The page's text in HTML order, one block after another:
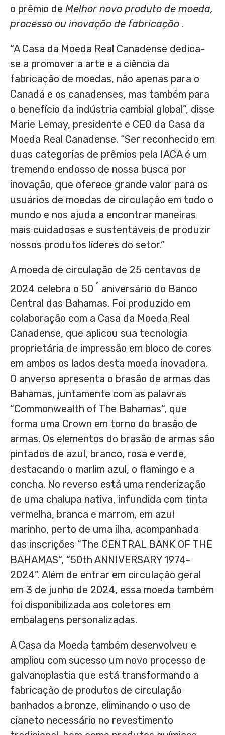
o prêmio de Melhor novo produto de moeda,
processo ou inovação de fabricação .
“A Casa da Moeda Real Canadense dedica-
se a promover a arte e a ciência da
fabricação de moedas, não apenas para o
Canadá e os canadenses, mas também para
o benefício da indústria cambial global”, disse
Marie Lemay, presidente e CEO da Casa da
Moeda Real Canadense. “Ser reconhecido em
duas categorias de prêmios pela IACA é um
tremendo endosso de nossa busca por
inovação, que oferece grande valor para os
usuários de moedas de circulação em todo o
mundo e nos ajuda a encontrar maneiras
mais cuidadosas e sustentáveis de produzir
nossos produtos líderes do setor.”
A moeda de circulação de 25 centavos de
2024 celebra o 50 º aniversário do Banco
Central das Bahamas. Foi produzido em
colaboração com a Casa da Moeda Real
Canadense, que aplicou sua tecnologia
proprietária de impressão em bloco de cores
em ambos os lados desta moeda inovadora.
O anverso apresenta o brasão de armas das
Bahamas, juntamente com as palavras
“Commonwealth of The Bahamas“, que
forma uma Crown em torno do brasão de
armas. Os elementos do brasão de armas são
pintados de azul, branco, rosa e verde,
destacando o marlim azul, o flamingo e a
concha. No reverso está uma renderização
de uma chalupa nativa, infundida com tinta
vermelha, branca e marrom, em azul
marinho, perto de uma ilha, acompanhada
das inscrições “The CENTRAL BANK OF THE
BAHAMAS“, “50th ANNIVERSARY 1974-
2024”. Além de entrar em circulação geral
em 3 de junho de 2024, essa moeda também
foi disponibilizada aos coletores em
embalagens personalizadas.
A Casa da Moeda também desenvolveu e
ampliou com sucesso um novo processo de
galvanoplastia que está transformando a
fabricação de produtos de circulação
banhados a bronze, eliminando o uso de
cianeto necessário no revestimento